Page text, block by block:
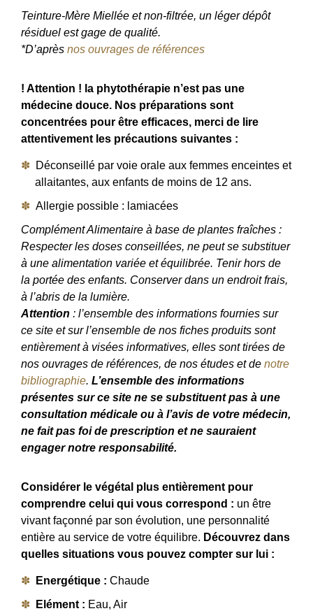
Teinture-Mère Miellée et non-filtrée, un léger dépôt
résiduel est gage de qualité.
*D’après nos ouvrages de références
! Attention ! la phytothérapie n’est pas une
médecine douce. Nos préparations sont
concentrées pour être efficaces, merci de lire
attentivement les précautions suivantes :
Déconseillé par voie orale aux femmes enceintes et
allaitantes, aux enfants de moins de 12 ans.
Allergie possible : lamiacées
Complément Alimentaire à base de plantes fraîches :
Respecter les doses conseillées, ne peut se substituer
à une alimentation variée et équilibrée. Tenir hors de
la portée des enfants. Conserver dans un endroit frais,
à l’abris de la lumière.
Attention : l’ensemble des informations fournies sur
ce site et sur l’ensemble de nos fiches produits sont
entièrement à visées informatives, elles sont tirées de
nos ouvrages de références, de nos études et de notre
bibliographie. L’ensemble des informations
présentes sur ce site ne se substituent pas à une
consultation médicale ou à l’avis de votre médecin,
ne fait pas foi de prescription et ne sauraient
engager notre responsabilité.
Considérer le végétal plus entièrement pour
comprendre celui qui vous correspond : un être
vivant façonné par son évolution, une personnalité
entière au service de votre équilibre. Découvrez dans
quelles situations vous pouvez compter sur lui :
Energétique : Chaude
Elément : Eau, Air